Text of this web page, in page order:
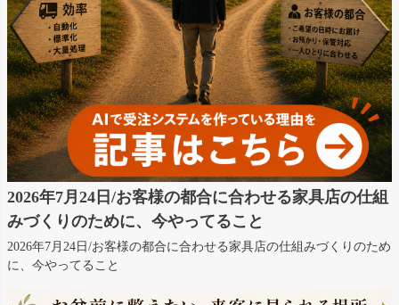
2026年7月24日/お客様の都合に合わせる家具店の仕組
みづくりのために、今やってること
2026年7月24日/お客様の都合に合わせる家具店の仕組みづくりのため
に、今やってること